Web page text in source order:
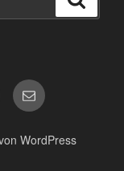
eMail
WordPress